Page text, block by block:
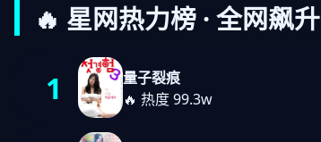
🔥 星网热力榜 · 全网飙升
1
量子裂痕
🔥 热度 99.3w